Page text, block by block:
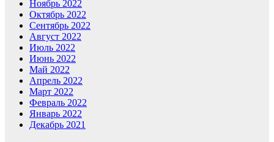
Ноябрь 2022
Октябрь 2022
Сентябрь 2022
Август 2022
Июль 2022
Июнь 2022
Май 2022
Апрель 2022
Март 2022
Февраль 2022
Январь 2022
Декабрь 2021